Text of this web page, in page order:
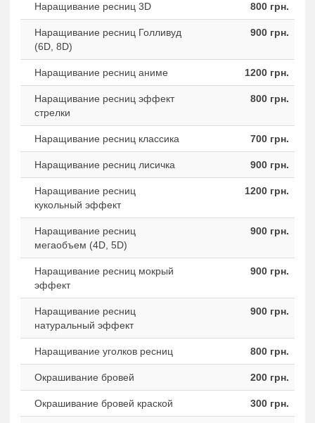
Наращивание ресниц 3D 800 грн.
Наращивание ресниц Голливуд
(6D, 8D)
900 грн.
Наращивание ресниц аниме 1200 грн.
Наращивание ресниц эффект
стрелки
800 грн.
Наращивание ресниц классика 700 грн.
Наращивание ресниц лисичка 900 грн.
Наращивание ресниц
кукольный эффект
1200 грн.
Наращивание ресниц
мегаобъем (4D, 5D)
900 грн.
Наращивание ресниц мокрый
эффект
900 грн.
Наращивание ресниц
натуральный эффект
900 грн.
Наращивание уголков ресниц 800 грн.
Окрашивание бровей 200 грн.
Окрашивание бровей краской 300 грн.